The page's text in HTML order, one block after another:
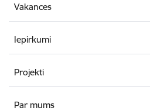
Vakances
Iepirkumi
Projekti
Par mums